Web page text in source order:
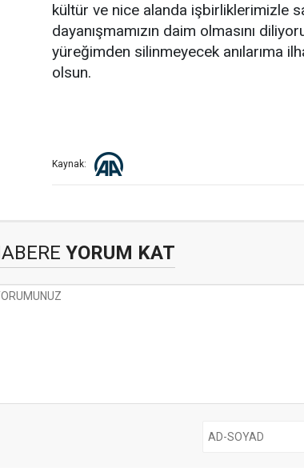
kültür ve nice alanda işbirliklerimizle
dayanışmamızın daim olmasını
yüreğimden silinmeyecek anılarıma
olsun.
Kaynak:
YORUM KAT